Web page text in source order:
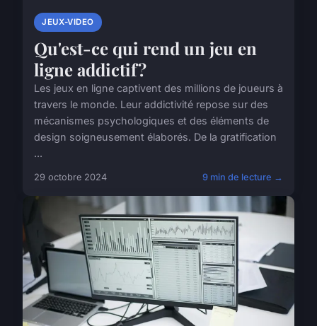
JEUX-VIDEO
Qu'est-ce qui rend un jeu en
ligne addictif?
Les jeux en ligne captivent des millions de joueurs à
travers le monde. Leur addictivité repose sur des
mécanismes psychologiques et des éléments de
design soigneusement élaborés. De la gratification
...
29 octobre 2024 9 min de lecture →